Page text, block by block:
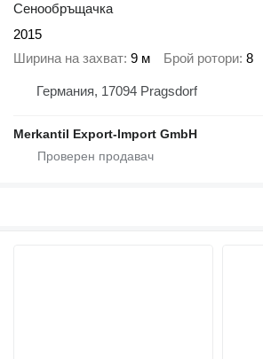
Сенообръщачка
2015
Ширина на захват 9 м Брой ротори 8
Германия, 17094 Pragsdorf
Merkantil Export-Import GmbH